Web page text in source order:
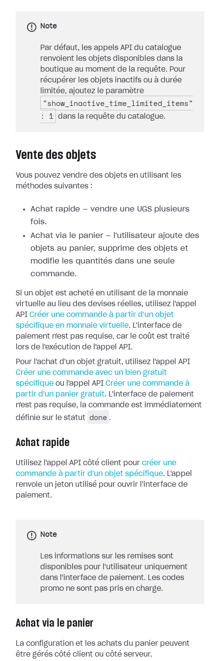
Note
Par défaut, les appels API du catalogue
renvoient les objets disponibles dans la
boutique au moment de la requête. Pour
récupérer les objets inactifs ou à durée
limitée, ajoutez le paramètre
"show_inactive_time_limited_items"
: 1
dans la requête du catalogue.
Vente des objets
Vous pouvez vendre des objets en utilisant les
méthodes suivantes :
Achat rapide — vendre une UGS plusieurs
fois.
Achat via le panier — l'utilisateur ajoute des
objets au panier, supprime des objets et
modifie les quantités dans une seule
commande.
Si un objet est acheté en utilisant de la monnaie
virtuelle au lieu des devises réelles, utilisez l'appel
API Créer une commande à partir d'un objet
spécifique en monnaie virtuelle. L'interface de
paiement n'est pas requise, car le coût est traité
lors de l'exécution de l'appel API.
Pour l'achat d'un objet gratuit, utilisez l'appel API
Créer une commande avec un bien gratuit
spécifique ou l'appel API Créer une commande à
partir d'un panier gratuit. L'interface de paiement
n'est pas requise, la commande est immédiatement
définie sur le statut
done .
Achat rapide
Utilisez l'appel API côté client pour créer une
commande à partir d'un objet spécifique. L'appel
renvoie un jeton utilisé pour ouvrir l'interface de
paiement.
Note
Les informations sur les remises sont
disponibles pour l'utilisateur uniquement
dans l'interface de paiement. Les codes
promo ne sont pas pris en charge.
Achat via le panier
La configuration et les achats du panier peuvent
être gérés côté client ou côté serveur.